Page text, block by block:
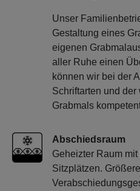
Unser
Gestaltung eines
eigenen
aller Ruhe einen
können wir bei der
Schriftarten und
Grabmals
Abschiedsraum
Geheizter Raum
Sitzplätzen. Größere